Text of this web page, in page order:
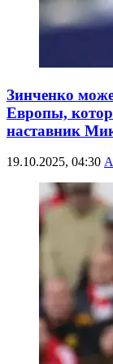
Зинченко
Европы,
наставник
19.10.2025, 04:30